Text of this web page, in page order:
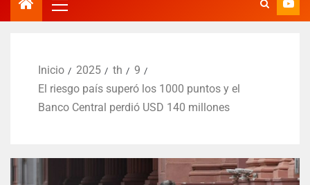
Inicio 2025 th
9
El riesgo país superó los 1000 puntos y el
Banco Central perdió USD 140 millones